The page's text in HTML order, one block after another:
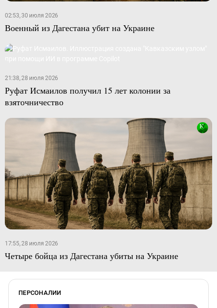
02:53, 30 июля 2026
Военный из Дагестана убит на Украине
21:38, 28 июля 2026
Руфат Исмаилов получил 15 лет колонии за
взяточничество
17:55, 28 июля 2026
Четыре бойца из Дагестана убиты на Украине
ПЕРСОНАЛИИ